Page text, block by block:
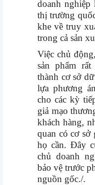
doanh nghiệp
thị trường
khe về truy
trong cả sản
Việc chủ
sản phẩm
thành cơ sở
lựa phương
cho các kỳ
giả mạo
khách hàng,
quan có cơ sở
họ cần. Đây
chủ doanh
bảo vệ trước
nguồn gốc./.